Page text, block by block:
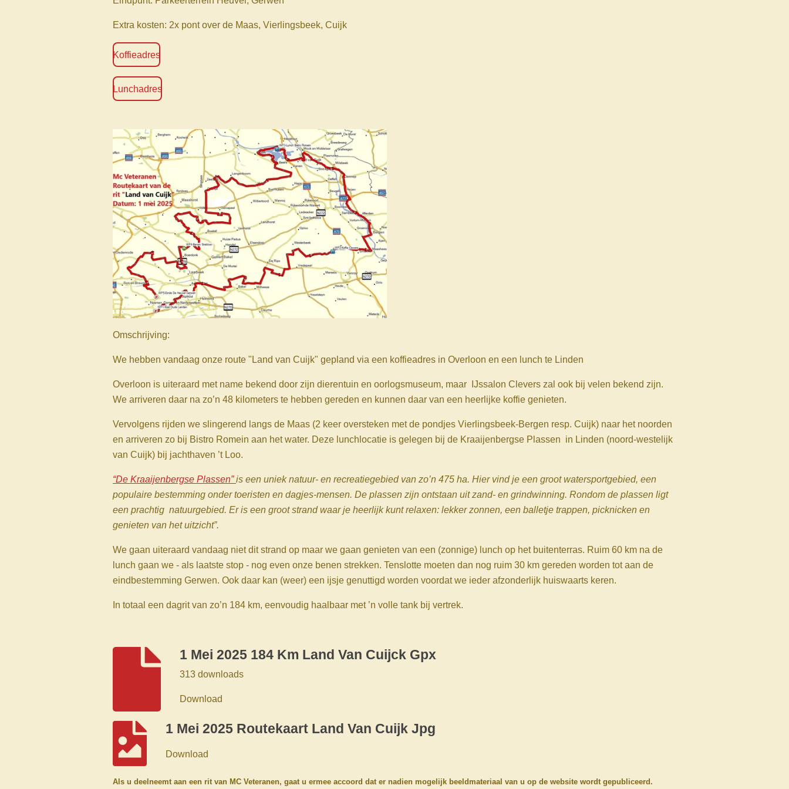
Extra kosten: 2x pont over de Maas, Vierlingsbeek, Cuijk
Koffieadres
Lunchadres
Omschrijving:
We hebben vandaag onze route "Land van Cuijk" gepland via een koffieadres in Overloon en een lunch te Linden
Overloon is uiteraard met name bekend door zijn dierentuin en oorlogsmuseum, maar IJssalon Clevers zal ook bij velen bekend zijn.
We arriveren daar na zo’n 48 kilometers te hebben gereden en kunnen daar van een heerlijke koffie genieten.
Vervolgens rijden we slingerend langs de Maas (2 keer oversteken met de pondjes Vierlingsbeek-Bergen resp. Cuijk) naar het noorden
en arriveren zo bij Bistro Romein aan het water. Deze lunchlocatie is gelegen bij de Kraaijenbergse Plassen in Linden (noord-westelijk
van Cuijk) bij jachthaven ’t Loo.
“De Kraaijenbergse Plassen”is een uniek natuur- en recreatiegebied van zo’n 475 ha. Hier vind je een groot watersportgebied, een
populaire bestemming onder toeristen en dagjes-mensen. De plassen zijn ontstaan uit zand- en grindwinning. Rondom de plassen ligt
een prachtig natuurgebied. Er is een groot strand waar je heerlijk kunt relaxen: lekker zonnen, een balletje trappen, picknicken en
genieten van het uitzicht”.
We gaan uiteraard vandaag niet dit strand op maar we gaan genieten van een (zonnige) lunch op het buitenterras. Ruim 60 km na de
lunch gaan we - als laatste stop - nog even onze benen strekken. Tenslotte moeten dan nog ruim 30 km gereden worden tot aan de
eindbestemming Gerwen. Ook daar kan (weer) een ijsje genuttigd worden voordat we ieder afzonderlijk huiswaarts keren.
In totaal een dagrit van zo’n 184 km, eenvoudig haalbaar met ’n volle tank bij vertrek.
1 Mei 2025 184 Km Land Van Cuijck Gpx
313 downloads
Download
1 Mei 2025 Routekaart Land Van Cuijk Jpg
Download
Als u deelneemt aan een rit van MC Veteranen, gaat u ermee accoord dat er nadien mogelijk beeldmateriaal van u op de website wordt gepubliceerd.